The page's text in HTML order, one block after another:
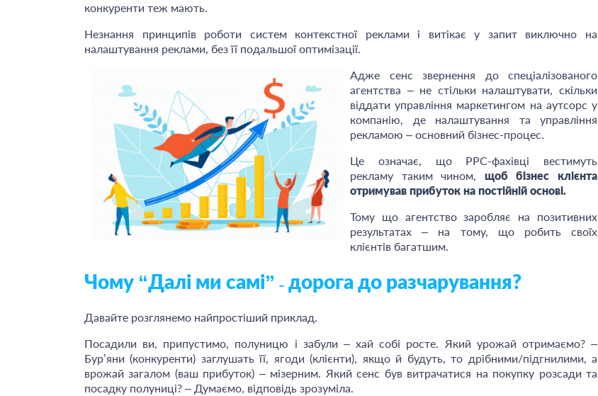
конкуренти теж мають.
Незнання принципів роботи систем контекстної реклами і витікає у запит виключно на
налаштування реклами, без її подальшої оптимізації.
Адже сенс звернення до спеціалізованого
агентства – не стільки налаштувати, скільки
віддати управління маркетингом на аутсорс у
компанію, де налаштування та управління
рекламою – основний бізнес-процес.
Це означає, що РРС-фахівці вестимуть
рекламу таким чином, щоб бізнес клієнта
отримував прибуток на постійній основі.
Тому що агентство заробляє на позитивних
результатах – на тому, що робить своїх
клієнтів багатшим.
Чому “Далі ми самі” – дорога до разчарування?
Давайте розглянемо найпростіший приклад.
Посадили ви, припустимо, полуницю і забули – хай собі росте. Який урожай отримаємо? –
Бур’яни (конкуренти) заглушать її, ягоди (клієнти), якщо й будуть, то дрібними/підгнилими, а
врожай загалом (ваш прибуток) – мізерним. Який сенс був витрачатися на покупку розсади та
посадку полуниці? – Думаємо, відповідь зрозуміла.